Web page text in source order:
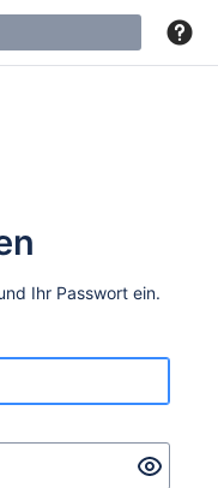
Ihr Passwort ein.